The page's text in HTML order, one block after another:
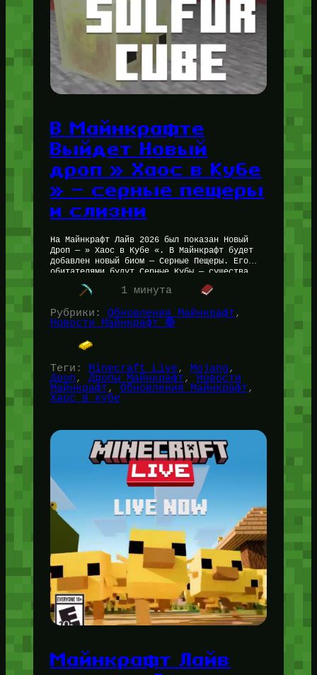
В Майнкрафте
Выйдет Новый
дроп » Хаос в Кубе
» — серные пещеры
и слизни
На Майнкрафт Лайв 2026 был показан Новый
Дроп — » Хаос в Кубе «. В Майнкрафт будет
добавлен новый биом — Серные Пещеры. Его
обитателями будут Серные Кубы — существа,…
1 минута
Рубрики: Обновления Майнкрафт
Новости Майнкрафт 🔴
Теги: Minecraft Live, Mojang
Дроп, Дропы Майнкрафт, Новости
Майнкрафт, Обновления Майнкрафт
Хаос в кубе
Майнкрафт Лайв